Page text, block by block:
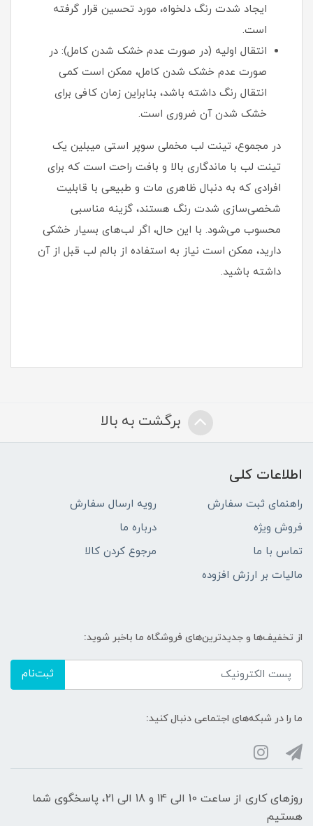
ایجاد شدت رنگ دلخواه، مورد تحسین قرار گرفته
است.
انتقال اولیه (در صورت عدم خشک شدن کامل): در
صورت عدم خشک شدن کامل، ممکن است کمی
انتقال رنگ داشته باشد، بنابراین زمان کافی برای
خشک شدن آن ضروری است.
در مجموع، تینت لب مخملی سوپر استی میبلین یک
تینت لب با ماندگاری بالا و بافت راحت است که برای
افرادی که به دنبال ظاهری مات و طبیعی با قابلیت
شخصی‌سازی شدت رنگ هستند، گزینه مناسبی
محسوب می‌شود. با این حال، اگر لب‌های بسیار خشکی
دارید، ممکن است نیاز به استفاده از بالم لب قبل از آن
داشته باشید.
برگشت به بالا
اطلاعات کلی
راهنمای ثبت سفارش
رویه ارسال سفارش
فروش ویژه
درباره ما
تماس با ما
مرجوع کردن کالا
مالیات بر ارزش افزوده
از تخفیف‌ها و جدیدترین‌های فروشگاه ما باخبر شوید:
ثبت‌نام
ما را در شبکه‌های اجتماعی دنبال کنید:
روزهای کاری از ساعت 10 الی 14 و 18 الی 21، پاسخگوی شما
هستیم